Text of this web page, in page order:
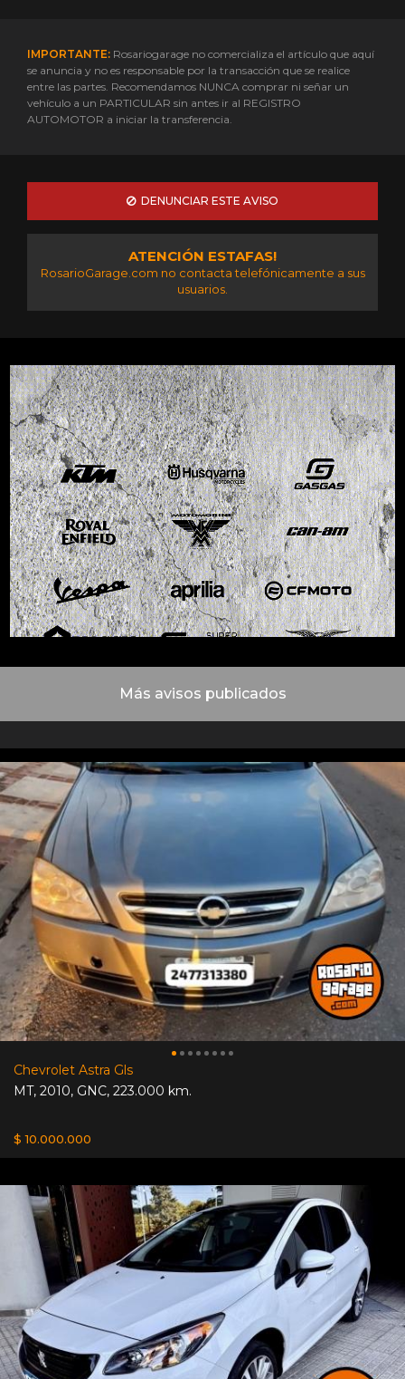
IMPORTANTE: Rosariogarage no comercializa el artículo que aquí
se anuncia y no es responsable por la transacción que se realice
entre las partes. Recomendamos NUNCA comprar ni señar un
vehículo a un PARTICULAR sin antes ir al REGISTRO
AUTOMOTOR a iniciar la transferencia.
DENUNCIAR ESTE AVISO
ATENCIÓN ESTAFAS!
RosarioGarage.com no contacta telefónicamente a sus
usuarios.
Más avisos publicados
Chevrolet Astra Gls
MT, 2010, GNC, 223.000 km.
$ 10.000.000